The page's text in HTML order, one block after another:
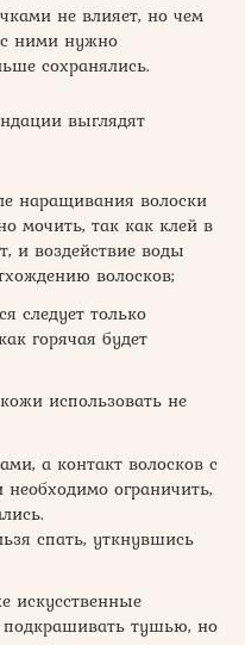
не влияет, но чем
ними нужно
сохранялись.
выглядят
наращивания волоски
мочить, так как клей в
и воздействие воды
волосков;
следует только
горячая будет
использовать не
а контакт волосков с
ограничить,
спать, уткнувшись
искусственные
подкрашивать тушью, но